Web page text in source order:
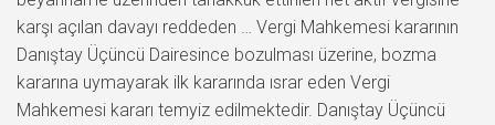
karşı açılan davayı reddeden … Vergi Mahkemesi kararının
Danıştay Üçüncü Dairesince bozulması üzerine, bozma
kararına uymayarak ilk kararında ısrar eden Vergi
Mahkemesi kararı temyiz edilmektedir. Danıştay Üçüncü